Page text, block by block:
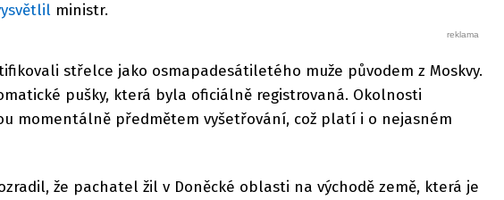
ministr.
střelce jako osmapadesátiletého muže původem z Moskvy.
pušky, která byla oficiálně registrovaná. Okolnosti
momentálně předmětem vyšetřování, což platí i o nejasném
že pachatel žil v Doněcké oblasti na východě země, která je